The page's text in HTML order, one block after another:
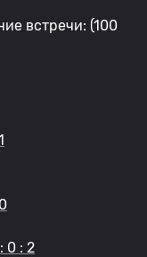
встречи: (100
0 : 2